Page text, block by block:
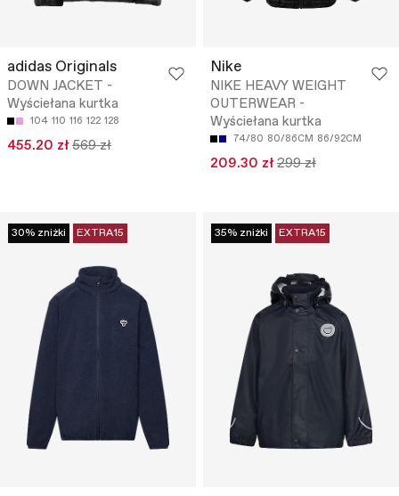
adidas Originals
DOWN JACKET -
Wyściełana kurtka
104 110 116 122 128
455.20 zł 569 zł
Nike
NIKE HEAVY WEIGHT
OUTERWEAR -
Wyściełana kurtka
74/80 80/86CM 86/92CM
209.30 zł 299 zł
30% zniżki EXTRA15 35% zniżki EXTRA15